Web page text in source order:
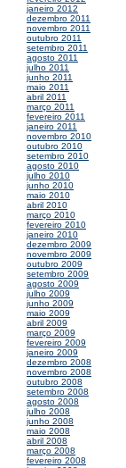
janeiro 2012
dezembro 2011
novembro 2011
outubro 2011
setembro 2011
agosto 2011
julho 2011
junho 2011
maio 2011
abril 2011
março 2011
fevereiro 2011
janeiro 2011
novembro 2010
outubro 2010
setembro 2010
agosto 2010
julho 2010
junho 2010
maio 2010
abril 2010
março 2010
fevereiro 2010
janeiro 2010
dezembro 2009
novembro 2009
outubro 2009
setembro 2009
agosto 2009
julho 2009
junho 2009
maio 2009
abril 2009
março 2009
fevereiro 2009
janeiro 2009
dezembro 2008
novembro 2008
outubro 2008
setembro 2008
agosto 2008
julho 2008
junho 2008
maio 2008
abril 2008
março 2008
fevereiro 2008